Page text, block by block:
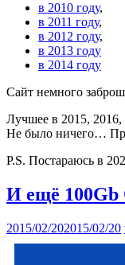
в 2010 году,
в 2011 году,
в 2012 году,
в 2013 году
в 2014 году
Сайт немного
Лучшее в 2015, 2016,
Не было ничего…
P.S. Постараюсь в
И ещё 100Gb
2015/02/202015/02/20